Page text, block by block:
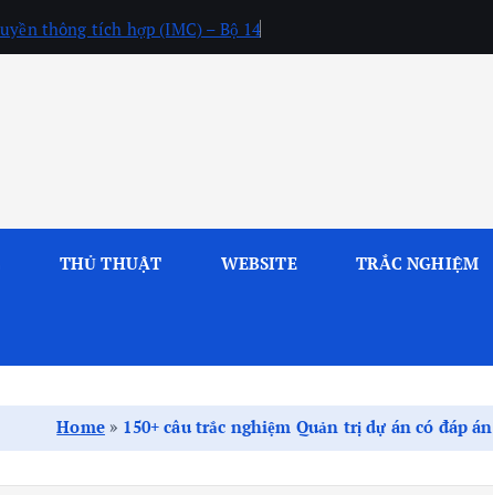
thông tích hợp (IMC) – Bộ 14
THỦ THUẬT WEBSITE TRẮC NGHIỆM
Home» 150+ câu trắc nghiệm Quản trị dự án có đáp án